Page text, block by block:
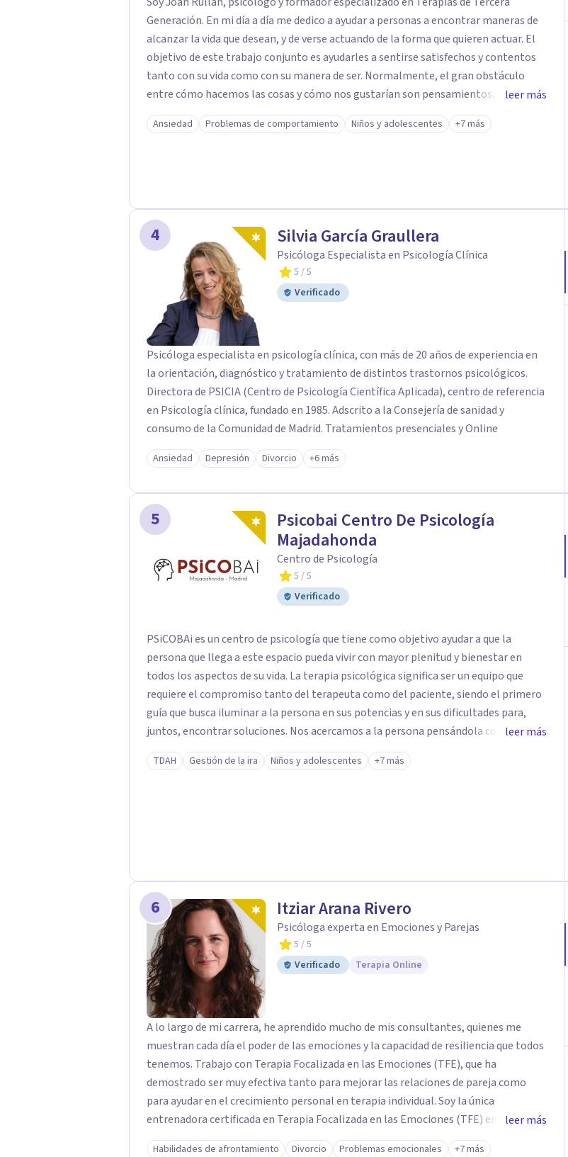
Generación. En mi día a día me dedico a ayudar a personas a encontrar maneras de
alcanzar la vida que desean, y de verse actuando de la forma que quieren actuar. El
objetivo de este trabajo conjunto es ayudarles a sentirse satisfechos y contentos
tanto con su vida como con su manera de ser. Normalmente, el gran obstáculo
entre cómo hacemos las cosas y cómo nos gustarían son pensamientos,
emociones, ansiedades y miedos... Que nos impiden tomar las riendas de nuestras
vidas y disfrutar del momento. Para ello, mi trabajo consiste en ayudar a las
barreras; pensamientos, emociones, sensaciones físicas... Que les frenan, para que
puedan sentir que mandan ellos sobre lo que piensan y sienten, y no al revés. En
pocas palabras, a liberar el malestar para poder construir y disfrutar de su vida.
leer más
Ansiedad Problemas de comportamiento Niños y adolescentes +7 más
4 Silvia García Graullera
Psicóloga Especialista en Psicología Clínica
5 / 5
Verificado
Psicóloga especialista en psicología clínica, con más de 20 años de experiencia en
la orientación, diagnóstico y tratamiento de distintos trastornos psicológicos.
Directora de PSICIA (Centro de Psicología Científica Aplicada), centro de referencia
en Psicología clínica, fundado en 1985. Adscrito a la Consejería de sanidad y
consumo de la Comunidad de Madrid. Tratamientos presenciales y Online
Ansiedad Depresión Divorcio +6 más
5
Psicobai Centro De Psicología
Majadahonda
Centro de Psicología
5 / 5
Verificado
PSiCOBAi es un centro de psicología que tiene como objetivo ayudar a que la
persona que llega a este espacio pueda vivir con mayor plenitud y bienestar en
todos los aspectos de su vida. La terapia psicológica significa ser un equipo que
requiere el compromiso tanto del terapeuta como del paciente, siendo el primero
guía que busca iluminar a la persona en sus potencias y en sus dificultades para,
juntos, encontrar soluciones. Nos acercamos a la persona pensándola como una
totalidad mente cuerpo y emoción, a partir de lo cual se diseña una terapia
específica e individual pero que abarque e intervenga en estos tres planos. Cada
terapias de tercera generación.
leer más
TDAH Gestión de la ira Niños y adolescentes +7 más
6 Itziar Arana Rivero
Psicóloga experta en Emociones y Parejas
5 / 5
Verificado
Terapia Online
A lo largo de mi carrera, he aprendido mucho de mis consultantes, quienes me
muestran cada día el poder de las emociones y la capacidad de resiliencia que todos
tenemos. Trabajo con Terapia Focalizada en las Emociones (TFE), que ha
demostrado ser muy efectiva tanto para mejorar las relaciones de pareja como
para ayudar en el crecimiento personal en terapia individual. Soy la única
entrenadora certificada en Terapia Focalizada en las Emociones (TFE) en España,
además de supervisora y terapeuta certificada. La TFE ha demostrado una mejora
leer más
Habilidades de afrontamiento Divorcio Problemas emocionales +7 más